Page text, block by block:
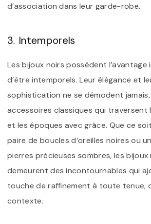
d’association dans leur garde-robe.
3. Intemporels
Les bijoux noirs possèdent l’avantage
d’être intemporels. Leur élégance et
sophistication ne se démodent
accessoires classiques qui traversent
et les époques avec grâce. Que ce
paire de boucles d’oreilles noires ou
pierres précieuses sombres, les bijoux
demeurent des incontournables qui
touche de raffinement à toute tenue,
contexte.